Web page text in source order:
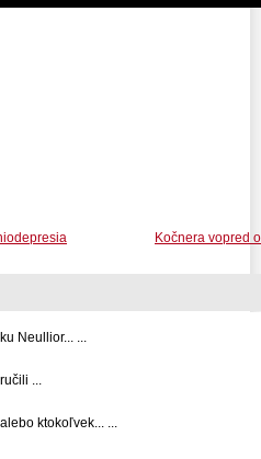
Kočnera vopred
Neullior... ...
...
ktokoľvek... ...